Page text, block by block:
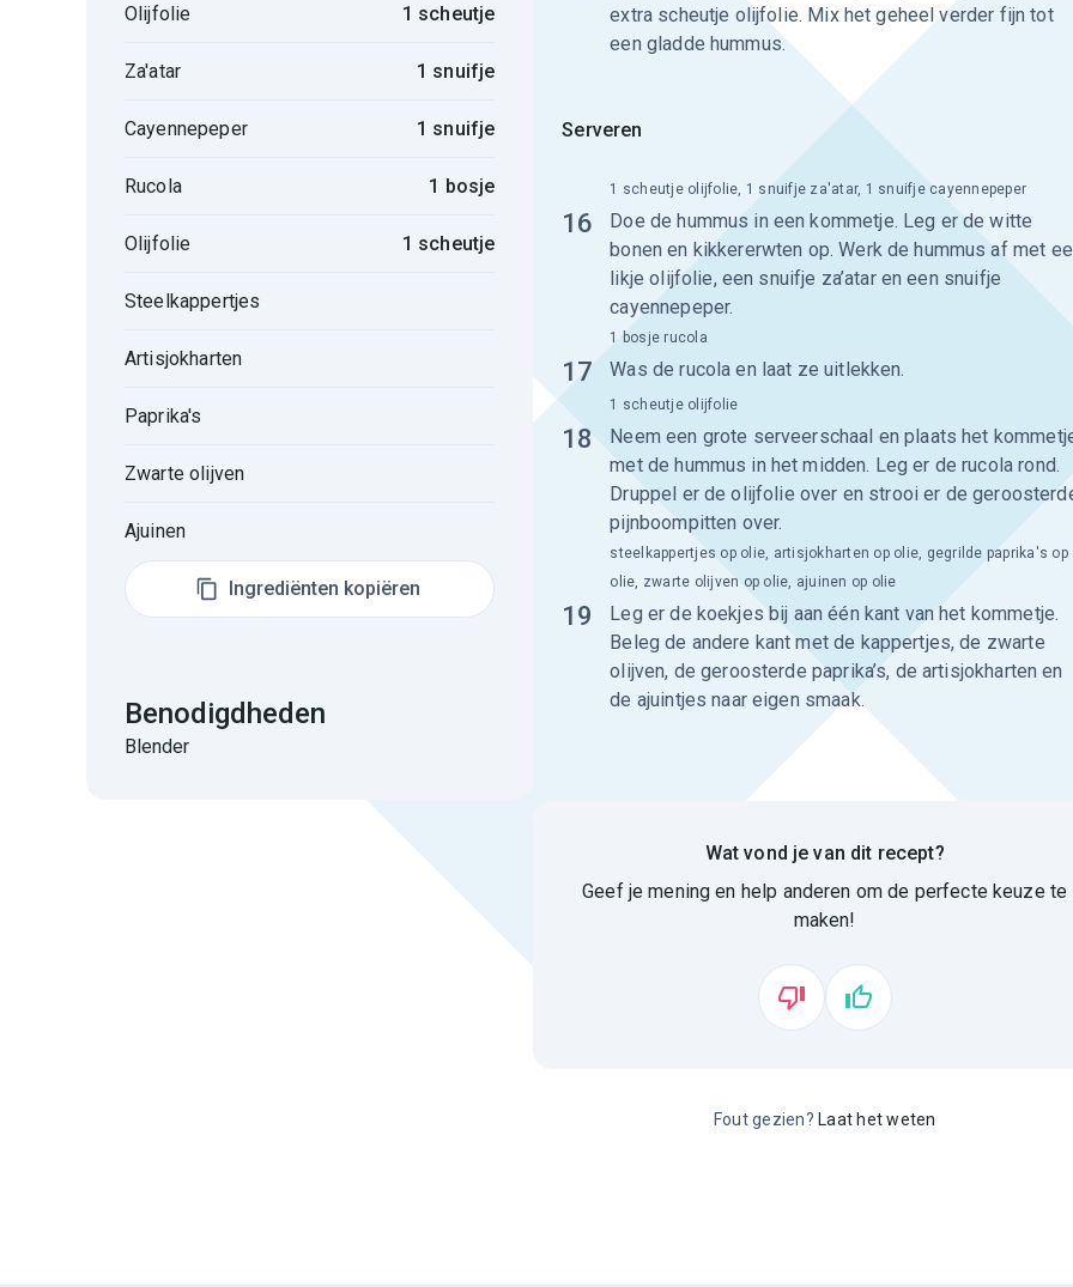
Olijfolie 1 scheutje
Za'atar 1 snuifje
Cayennepeper 1 snuifje
Rucola 1 bosje
Olijfolie 1 scheutje
Steelkappertjes
Artisjokharten
Paprika's
Zwarte olijven
Ajuinen
Ingrediënten kopiëren
Benodigdheden
Blender
extra scheutje olijfolie. Mix het geheel verder fijn tot
een gladde hummus.
Serveren
16
Doe de hummus in een kommetje. Leg er de witte
bonen en kikkererwten op. Werk de hummus af met
likje olijfolie, een snuifje za’atar en een snuifje
cayennepeper.
1 scheutje olijfolie, 1 snuifje za'atar, 1 snuifje cayennepeper
17 Was de rucola en laat ze uitlekken.
1 bosje rucola
18
Neem een grote serveerschaal en plaats het
met de hummus in het midden. Leg er de rucola rond.
Druppel er de olijfolie over en strooi er de
pijnboompitten over.
1 scheutje olijfolie
19
Leg er de koekjes bij aan één kant van het kommetje.
Beleg de andere kant met de kappertjes, de zwarte
olijven, de geroosterde paprika’s, de artisjokharten en
de ajuintjes naar eigen smaak.
steelkappertjes op olie, artisjokharten op olie, gegrilde paprika's op
olie, zwarte olijven op olie, ajuinen op olie
Wat vond je van dit recept?
Geef je mening en help anderen om de perfecte keuze te
maken!
Fout gezien? Laat het weten